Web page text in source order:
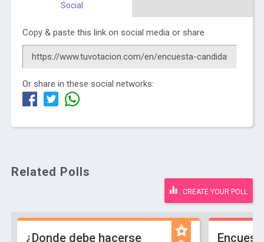
Social
Copy & paste this link on social media or share
Or share in these social networks:
Related Polls
CREATE YOUR POLL
¿Donde debe hacerse